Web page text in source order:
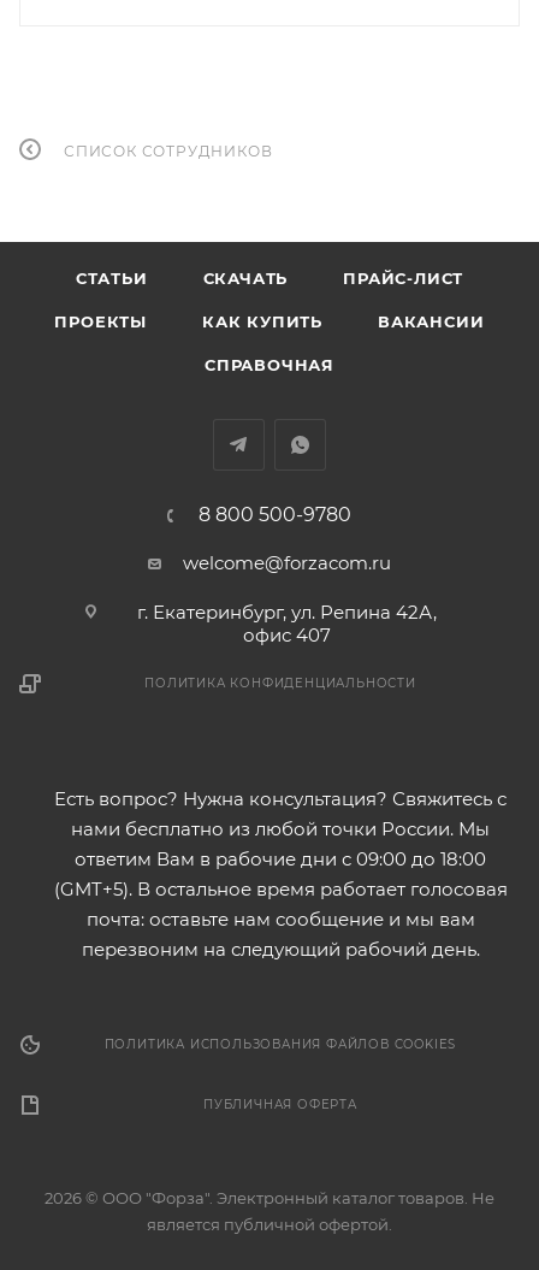
СПИСОК СОТРУДНИКОВ
СТАТЬИ СКАЧАТЬ ПРАЙС-ЛИСТ
ПРОЕКТЫ КАК КУПИТЬ ВАКАНСИИ
СПРАВОЧНАЯ
8 800 500-9780
welcome@forzacom.ru
г. Екатеринбург, ул. Репина 42А,
офис 407
ПОЛИТИКА КОНФИДЕНЦИАЛЬНОСТИ
Есть вопрос? Нужна консультация? Свяжитесь с
нами бесплатно из любой точки России. Мы
ответим Вам в рабочие дни с 09:00 до 18:00
(GMT+5). В остальное время работает голосовая
почта: оставьте нам сообщение и мы вам
перезвоним на следующий рабочий день.
ПОЛИТИКА ИСПОЛЬЗОВАНИЯ ФАЙЛОВ COOKIES
ПУБЛИЧНАЯ ОФЕРТА
2026 © ООО "Форза". Электронный каталог товаров. Не
является публичной офертой.